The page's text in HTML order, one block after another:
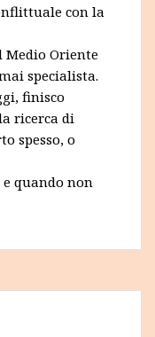
con la
Medio Oriente
specialista.
finisco
ricerca di
spesso, o
quando non